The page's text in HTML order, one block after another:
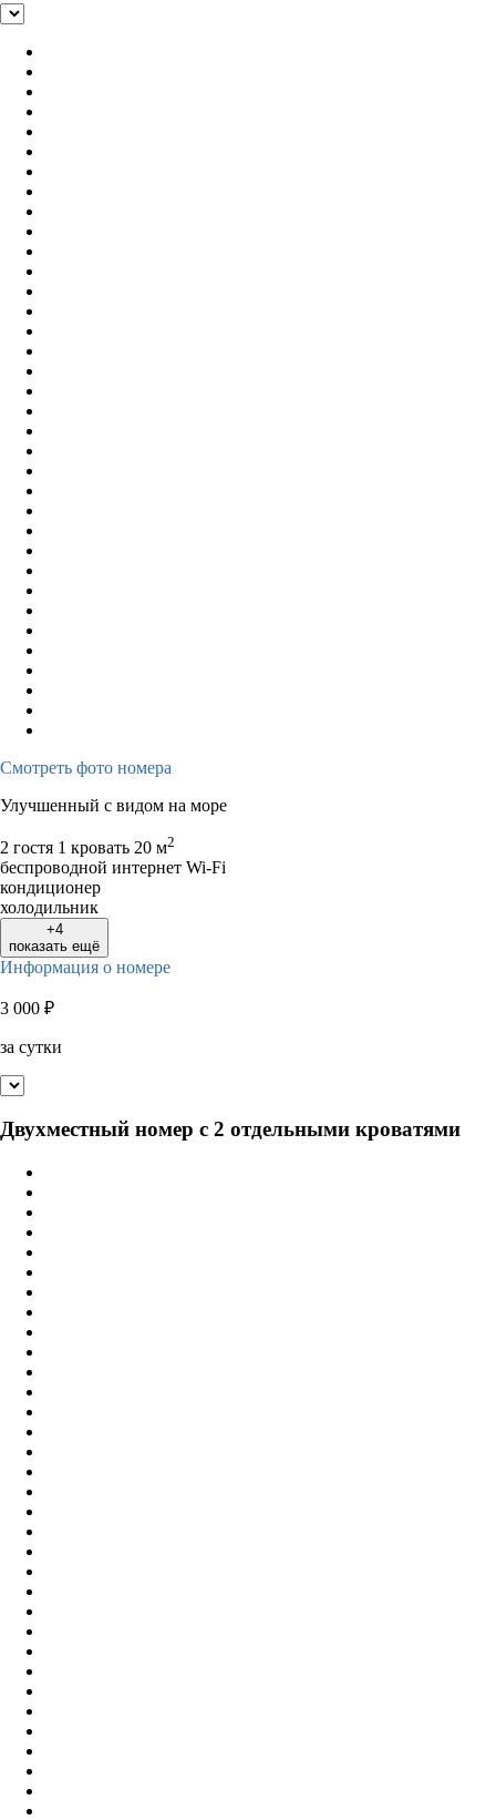
Смотреть фото номера
Улучшенный с видом на море
2 гостя 1 кровать 20 м2
беспроводной интернет Wi-Fi
кондиционер
холодильник
+4
показать ещё
Информация о номере
3 000 ₽
за сутки
Двухместный номер с 2 отдельными кроватями